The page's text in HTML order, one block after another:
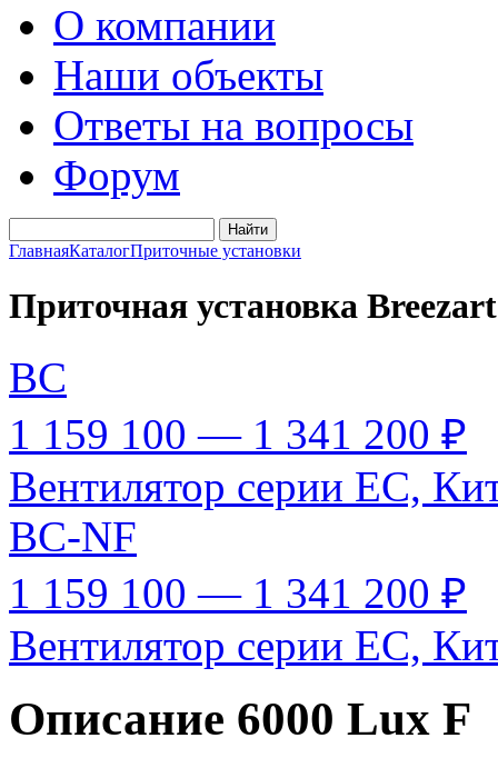
О компании
Наши объекты
Ответы на вопросы
Форум
ГлавнаяКаталогПриточные установки
Приточная установка
BC
1 159 100 — 1 341 200 ₽
Вентилятор серии EC,
BC-NF
1 159 100 — 1 341 200 ₽
Вентилятор серии EC,
Описание 6000 Lux F